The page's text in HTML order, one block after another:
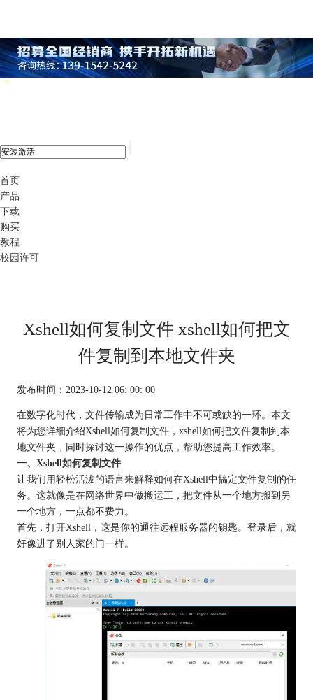
首页
产品
下载
购买
教程
校园许可
Xshell如何复制文件 xshell如何把文
件复制到本地文件夹
发布时间：2023-10-12 06: 00: 00
在数字化时代，文件传输成为日常工作中不可或缺的一环。本文
将为您详细介绍Xshell如何复制文件，xshell如何把文件复制到本
地文件夹，同时探讨这一操作的优点，帮助您提高工作效率。
一、 Xshell如何复制文件
让我们用轻松活泼的语言来解释如何在Xshell中搞定文件复制的任
务。这就像是在网络世界中做搬运工，把文件从一个地方搬到另
一个地方，一点都不费力。
首先，打开Xshell，这是你的通往远程服务器的钥匙。登录后，就
好像进了别人家的门一样。